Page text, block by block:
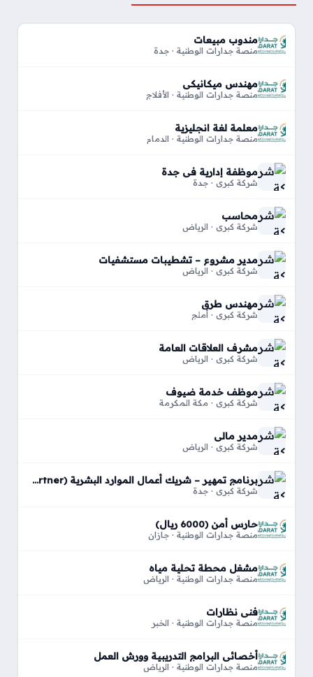
مندوب مبيعات
منصة جدارات الوطنية · جدة
مهندس ميكانيكي
منصة جدارات الوطنية · الأفلاج
معلمة لغة انجليزية
منصة جدارات الوطنية · الدمام
موظفة إدارية في جدة
شركة كبري · جدة
محاسب
شركة كبري · الرياض
مدير مشروع – تشطيبات مستشفيات
شركة كبري · الرياض
مهندس طرق
شركة كبري · أملج
مشرف العلاقات العامة
شركة كبري · الرياض
موظف خدمة ضيوف
شركة كبري · مكة المكرمة
مدير مالي
شركة كبري · الرياض
برنامج تمهير – شريك أعمال الموارد البشرية (HR Business Partner)
شركة كبري · جدة
حارس أمن (6000 ريال)
منصة جدارات الوطنية · جازان
مشغل محطة تحلية مياه
منصة جدارات الوطنية · الرياض
فني نظارات
منصة جدارات الوطنية · الخبر
أخصائي البرامج التدريبية وورش العمل
منصة جدارات الوطنية · الرياض